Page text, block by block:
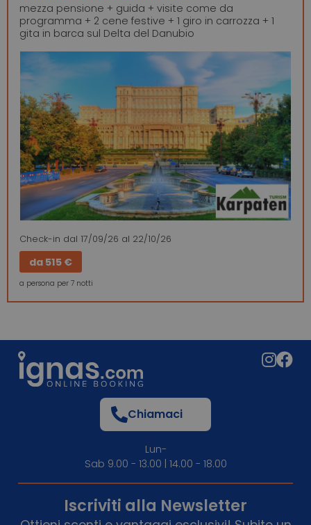
mezza pensione + guida + visite come da
programma + 2 cene festive + 1 giro in carrozza + 1
gita in barca sul Delta del Danubio
Check-in dal 17/09/26 al 22/10/26
da 515 €
a persona per 7 notti
Chiamaci
Lun-
Sab 9.00 - 13.00 | 14.00 - 18.00
Iscriviti alla Newsletter